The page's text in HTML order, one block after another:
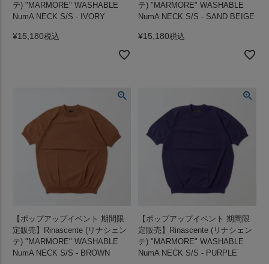
テ) "MARMORE" WASHABLE
NumA NECK S/S - IVORY
¥15,180税込
テ) "MARMORE" WASHABLE
NumA NECK S/S - SAND BEIGE
¥15,180税込
【ポップアップイベント 期間限
定販売】Rinascente (リナシェン
テ) "MARMORE" WASHABLE
NumA NECK S/S - BROWN
【ポップアップイベント 期間限
定販売】Rinascente (リナシェン
テ) "MARMORE" WASHABLE
NumA NECK S/S - PURPLE